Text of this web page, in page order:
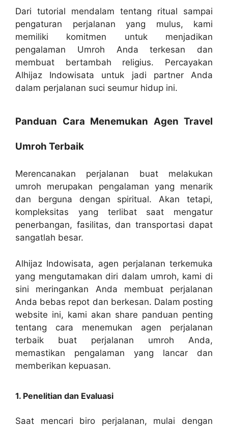
Dari tutorial mendalam tentang ritual sampai
pengaturan perjalanan yang mulus, kami
memiliki komitmen untuk menjadikan
pengalaman Umroh Anda terkesan dan
membuat bertambah religius. Percayakan
Alhijaz Indowisata untuk jadi partner Anda
dalam perjalanan suci seumur hidup ini.
Panduan Cara Menemukan Agen Travel
Umroh Terbaik
Merencanakan perjalanan buat melakukan
umroh merupakan pengalaman yang menarik
dan berguna dengan spiritual. Akan tetapi,
kompleksitas yang terlibat saat mengatur
penerbangan, fasilitas, dan transportasi dapat
sangatlah besar.
Alhijaz Indowisata, agen perjalanan terkemuka
yang mengutamakan diri dalam umroh, kami di
sini meringankan Anda membuat perjalanan
Anda bebas repot dan berkesan. Dalam posting
website ini, kami akan share panduan penting
tentang cara menemukan agen perjalanan
terbaik buat perjalanan umroh Anda,
memastikan pengalaman yang lancar dan
memberikan kepuasan.
1. Penelitian dan Evaluasi
Saat mencari biro perjalanan, mulai dengan